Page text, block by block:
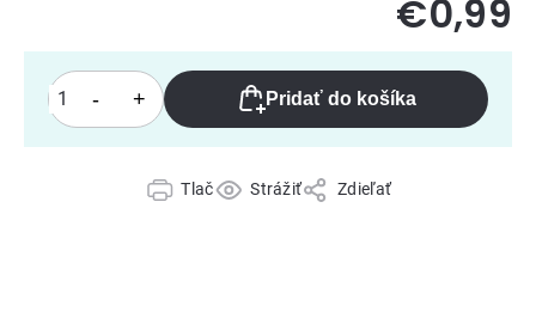
Pridať do košíka
Tlač Strážiť Zdieľať
€0,99